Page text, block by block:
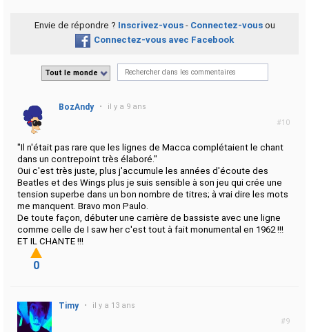
Envie de répondre ? Inscrivez-vous- Connectez-vousou
Connectez-vous avec Facebook
Tout le monde
#10
BozAndy • il y a 9 ans
"Il n'était pas rare que les lignes de Macca complétaient le chant
dans un contrepoint très élaboré."
Oui c'est très juste, plus j'accumule les années d'écoute des
Beatles et des Wings plus je suis sensible à son jeu qui crée une
tension superbe dans un bon nombre de titres; à vrai dire les mots
me manquent. Bravo mon Paulo.
De toute façon, débuter une carrière de bassiste avec une ligne
comme celle de I saw her c'est tout à fait monumental en 1962 !!!
ET IL CHANTE !!!
0
#9
Timy • il y a 13 ans